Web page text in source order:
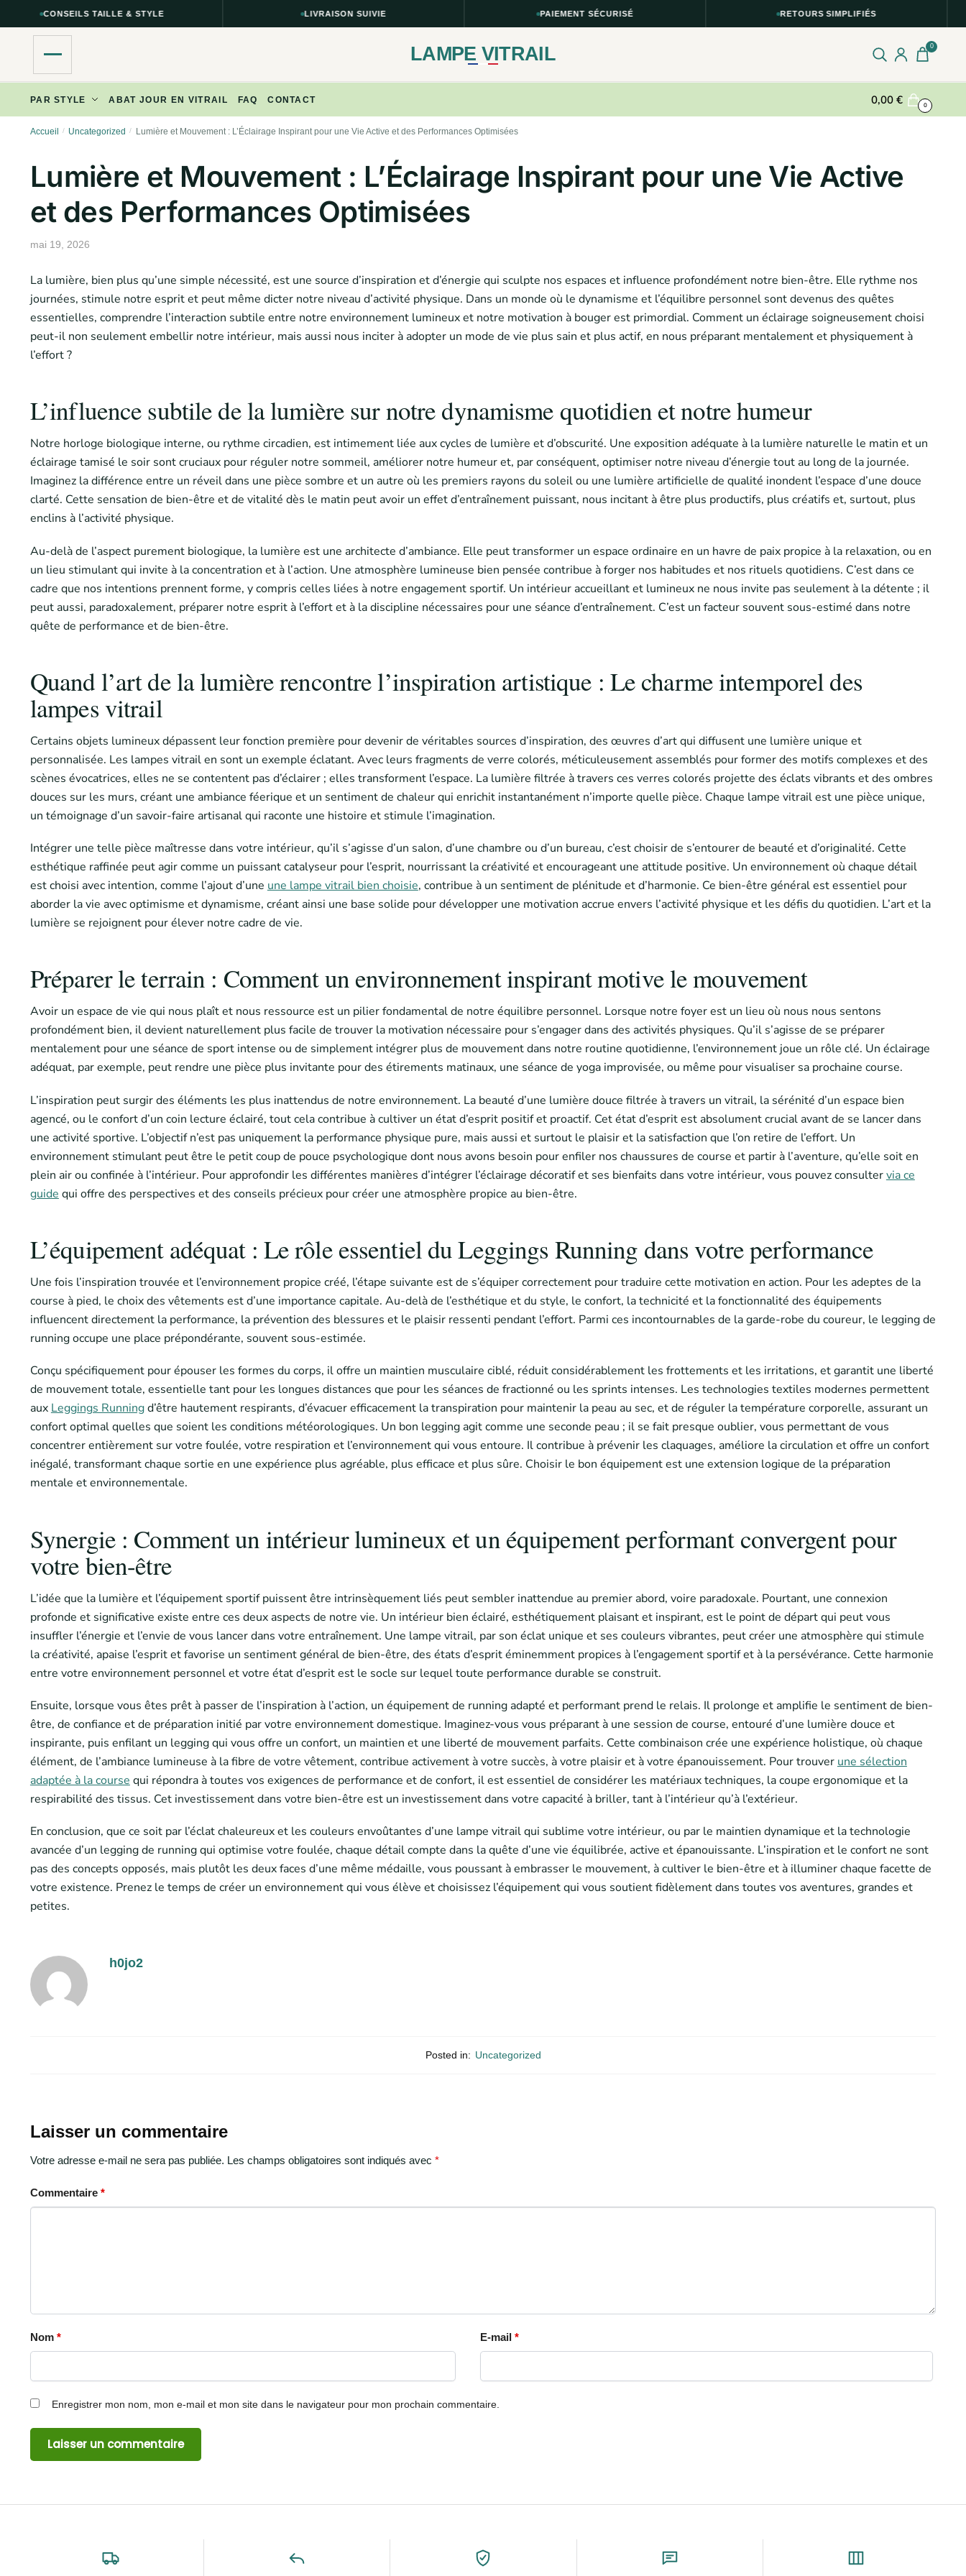
CONSEILS TAILLE & STYLE LIVRAISON SUIVIE PAIEMENT SÉCURISÉ RETOURS SIMPLIFIÉS
LAMPE VITRAIL 0
navigation
content
PAR STYLE ABAT JOUR EN VITRAIL FAQ CONTACT 0,00€ 0
Accueil / Uncategorized / Lumière et Mouvement : L’Éclairage Inspirant pour une Vie Active et des Performances Optimisées
Lumière et Mouvement : L’Éclairage Inspirant pour une Vie Active
et des Performances Optimisées
mai 19, 2026
La lumière, bien plus qu’une simple nécessité, est une source d’inspiration et d’énergie qui sculpte nos espaces et influence profondément notre bien-être. Elle rythme nos
journées, stimule notre esprit et peut même dicter notre niveau d’activité physique. Dans un monde où le dynamisme et l’équilibre personnel sont devenus des quêtes
essentielles, comprendre l’interaction subtile entre notre environnement lumineux et notre motivation à bouger est primordial. Comment un éclairage soigneusement choisi
peut-il non seulement embellir notre intérieur, mais aussi nous inciter à adopter un mode de vie plus sain et plus actif, en nous préparant mentalement et physiquement à
l’effort ?
L’influence subtile de la lumière sur notre dynamisme quotidien et notre humeur
Notre horloge biologique interne, ou rythme circadien, est intimement liée aux cycles de lumière et d’obscurité. Une exposition adéquate à la lumière naturelle le matin et un
éclairage tamisé le soir sont cruciaux pour réguler notre sommeil, améliorer notre humeur et, par conséquent, optimiser notre niveau d’énergie tout au long de la journée.
Imaginez la différence entre un réveil dans une pièce sombre et un autre où les premiers rayons du soleil ou une lumière artificielle de qualité inondent l’espace d’une douce
clarté. Cette sensation de bien-être et de vitalité dès le matin peut avoir un effet d’entraînement puissant, nous incitant à être plus productifs, plus créatifs et, surtout, plus
enclins à l’activité physique.
Au-delà de l’aspect purement biologique, la lumière est une architecte d’ambiance. Elle peut transformer un espace ordinaire en un havre de paix propice à la relaxation, ou en
un lieu stimulant qui invite à la concentration et à l’action. Une atmosphère lumineuse bien pensée contribue à forger nos habitudes et nos rituels quotidiens. C’est dans ce
cadre que nos intentions prennent forme, y compris celles liées à notre engagement sportif. Un intérieur accueillant et lumineux ne nous invite pas seulement à la détente ; il
peut aussi, paradoxalement, préparer notre esprit à l’effort et à la discipline nécessaires pour une séance d’entraînement. C’est un facteur souvent sous-estimé dans notre
quête de performance et de bien-être.
Quand l’art de la lumière rencontre l’inspiration artistique : Le charme intemporel des
lampes vitrail
Certains objets lumineux dépassent leur fonction première pour devenir de véritables sources d’inspiration, des œuvres d’art qui diffusent une lumière unique et
personnalisée. Les lampes vitrail en sont un exemple éclatant. Avec leurs fragments de verre colorés, méticuleusement assemblés pour former des motifs complexes et des
scènes évocatrices, elles ne se contentent pas d’éclairer ; elles transforment l’espace. La lumière filtrée à travers ces verres colorés projette des éclats vibrants et des ombres
douces sur les murs, créant une ambiance féerique et un sentiment de chaleur qui enrichit instantanément n’importe quelle pièce. Chaque lampe vitrail est une pièce unique,
un témoignage d’un savoir-faire artisanal qui raconte une histoire et stimule l’imagination.
Intégrer une telle pièce maîtresse dans votre intérieur, qu’il s’agisse d’un salon, d’une chambre ou d’un bureau, c’est choisir de s’entourer de beauté et d’originalité. Cette
esthétique raffinée peut agir comme un puissant catalyseur pour l’esprit, nourrissant la créativité et encourageant une attitude positive. Un environnement où chaque détail
est choisi avec intention, comme l’ajout d’une une lampe vitrail bien choisie, contribue à un sentiment de plénitude et d’harmonie. Ce bien-être général est essentiel pour
aborder la vie avec optimisme et dynamisme, créant ainsi une base solide pour développer une motivation accrue envers l’activité physique et les défis du quotidien. L’art et la
lumière se rejoignent pour élever notre cadre de vie.
Préparer le terrain : Comment un environnement inspirant motive le mouvement
Avoir un espace de vie qui nous plaît et nous ressource est un pilier fondamental de notre équilibre personnel. Lorsque notre foyer est un lieu où nous nous sentons
profondément bien, il devient naturellement plus facile de trouver la motivation nécessaire pour s’engager dans des activités physiques. Qu’il s’agisse de se préparer
mentalement pour une séance de sport intense ou de simplement intégrer plus de mouvement dans notre routine quotidienne, l’environnement joue un rôle clé. Un éclairage
adéquat, par exemple, peut rendre une pièce plus invitante pour des étirements matinaux, une séance de yoga improvisée, ou même pour visualiser sa prochaine course.
L’inspiration peut surgir des éléments les plus inattendus de notre environnement. La beauté d’une lumière douce filtrée à travers un vitrail, la sérénité d’un espace bien
agencé, ou le confort d’un coin lecture éclairé, tout cela contribue à cultiver un état d’esprit positif et proactif. Cet état d’esprit est absolument crucial avant de se lancer dans
une activité sportive. L’objectif n’est pas uniquement la performance physique pure, mais aussi et surtout le plaisir et la satisfaction que l’on retire de l’effort. Un
environnement stimulant peut être le petit coup de pouce psychologique dont nous avons besoin pour enfiler nos chaussures de course et partir à l’aventure, qu’elle soit en
plein air ou confinée à l’intérieur. Pour approfondir les différentes manières d’intégrer l’éclairage décoratif et ses bienfaits dans votre intérieur, vous pouvez consultervia ce
guide qui offre des perspectives et des conseils précieux pour créer une atmosphère propice au bien-être.
L’équipement adéquat : Le rôle essentiel du Leggings Running dans votre performance
Une fois l’inspiration trouvée et l’environnement propice créé, l’étape suivante est de s’équiper correctement pour traduire cette motivation en action. Pour les adeptes de la
course à pied, le choix des vêtements est d’une importance capitale. Au-delà de l’esthétique et du style, le confort, la technicité et la fonctionnalité des équipements
influencent directement la performance, la prévention des blessures et le plaisir ressenti pendant l’effort. Parmi ces incontournables de la garde-robe du coureur, le legging de
running occupe une place prépondérante, souvent sous-estimée.
Conçu spécifiquement pour épouser les formes du corps, il offre un maintien musculaire ciblé, réduit considérablement les frottements et les irritations, et garantit une liberté
de mouvement totale, essentielle tant pour les longues distances que pour les séances de fractionné ou les sprints intenses. Les technologies textiles modernes permettent
aux Leggings Runningd’être hautement respirants, d’évacuer efficacement la transpiration pour maintenir la peau au sec, et de réguler la température corporelle, assurant un
confort optimal quelles que soient les conditions météorologiques. Un bon legging agit comme une seconde peau ; il se fait presque oublier, vous permettant de vous
concentrer entièrement sur votre foulée, votre respiration et l’environnement qui vous entoure. Il contribue à prévenir les claquages, améliore la circulation et offre un confort
inégalé, transformant chaque sortie en une expérience plus agréable, plus efficace et plus sûre. Choisir le bon équipement est une extension logique de la préparation
mentale et environnementale.
Synergie : Comment un intérieur lumineux et un équipement performant convergent pour
votre bien-être
L’idée que la lumière et l’équipement sportif puissent être intrinsèquement liés peut sembler inattendue au premier abord, voire paradoxale. Pourtant, une connexion
profonde et significative existe entre ces deux aspects de notre vie. Un intérieur bien éclairé, esthétiquement plaisant et inspirant, est le point de départ qui peut vous
insuffler l’énergie et l’envie de vous lancer dans votre entraînement. Une lampe vitrail, par son éclat unique et ses couleurs vibrantes, peut créer une atmosphère qui stimule
la créativité, apaise l’esprit et favorise un sentiment général de bien-être, des états d’esprit éminemment propices à l’engagement sportif et à la persévérance. Cette harmonie
entre votre environnement personnel et votre état d’esprit est le socle sur lequel toute performance durable se construit.
Ensuite, lorsque vous êtes prêt à passer de l’inspiration à l’action, un équipement de running adapté et performant prend le relais. Il prolonge et amplifie le sentiment de bien-
être, de confiance et de préparation initié par votre environnement domestique. Imaginez-vous vous préparant à une session de course, entouré d’une lumière douce et
inspirante, puis enfilant un legging qui vous offre un confort, un maintien et une liberté de mouvement parfaits. Cette combinaison crée une expérience holistique, où chaque
élément, de l’ambiance lumineuse à la fibre de votre vêtement, contribue activement à votre succès, à votre plaisir et à votre épanouissement. Pour trouver une sélection
adaptée à la course qui répondra à toutes vos exigences de performance et de confort, il est essentiel de considérer les matériaux techniques, la coupe ergonomique et la
respirabilité des tissus. Cet investissement dans votre bien-être est un investissement dans votre capacité à briller, tant à l’intérieur qu’à l’extérieur.
En conclusion, que ce soit par l’éclat chaleureux et les couleurs envoûtantes d’une lampe vitrail qui sublime votre intérieur, ou par le maintien dynamique et la technologie
avancée d’un legging de running qui optimise votre foulée, chaque détail compte dans la quête d’une vie équilibrée, active et épanouissante. L’inspiration et le confort ne sont
pas des concepts opposés, mais plutôt les deux faces d’une même médaille, vous poussant à embrasser le mouvement, à cultiver le bien-être et à illuminer chaque facette de
votre existence. Prenez le temps de créer un environnement qui vous élève et choisissez l’équipement qui vous soutient fidèlement dans toutes vos aventures, grandes et
petites.
h0jo2
Posted in: Uncategorized
Laisser un commentaire
Votre adresse e-mail ne sera pas publiée. Les champs obligatoires sont indiqués avec *
Commentaire *
Nom * E-mail*
Enregistrer mon nom, mon e-mail et mon site dans le navigateur pour mon prochain commentaire.